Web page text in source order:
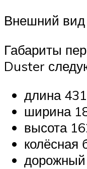
Внешний
Габариты
Duster
длина
ширина
высота
колёсная